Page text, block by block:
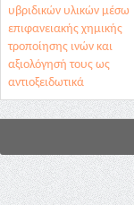
υβριδικών υλικών μέσω
επιφανειακής χημικής
τροποίησης ινών και
αξιολόγησή τους ως
αντιοξειδωτικά